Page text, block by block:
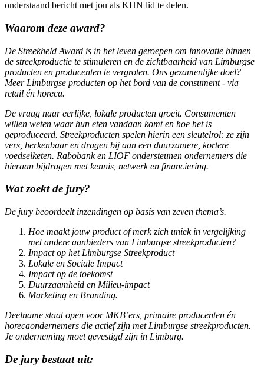
onderstaand bericht met jou als KHN lid te delen.
Waarom deze award?
De Streekheld Award is in het leven geroepen om innovatie binnen
de streekproductie te stimuleren en de zichtbaarheid van Limburgse
producten en producenten te vergroten. Ons gezamenlijke doel?
Meer Limburgse producten op het bord van de consument - via
retail én horeca.
De vraag naar eerlijke, lokale producten groeit. Consumenten
willen weten waar hun eten vandaan komt en hoe het is
geproduceerd. Streekproducten spelen hierin een sleutelrol: ze zijn
vers, herkenbaar en dragen bij aan een duurzamere, kortere
voedselketen. Rabobank en LIOF ondersteunen ondernemers die
hieraan bijdragen met kennis, netwerk en financiering.
Wat zoekt de jury?
De jury beoordeelt inzendingen op basis van zeven thema’s.
Hoe maakt jouw product of merk zich uniek in vergelijking
met andere aanbieders van Limburgse streekproducten?
Impact op het Limburgse Streekproduct
Lokale en Sociale Impact
Impact op de toekomst
Duurzaamheid en Milieu-impact
Marketing en Branding.
Deelname staat open voor MKB’ers, primaire producenten én
horecaondernemers die actief zijn met Limburgse streekproducten.
Je onderneming moet gevestigd zijn in Limburg.
De jury bestaat uit: